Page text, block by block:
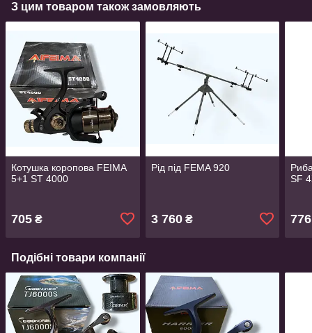
З цим товаром також замовляють
Котушка коропова FEIMA
5+1 ST 4000
705 ₴
Рід під FEMA 920
3 760₴
SF
776
Подібні товари компанії